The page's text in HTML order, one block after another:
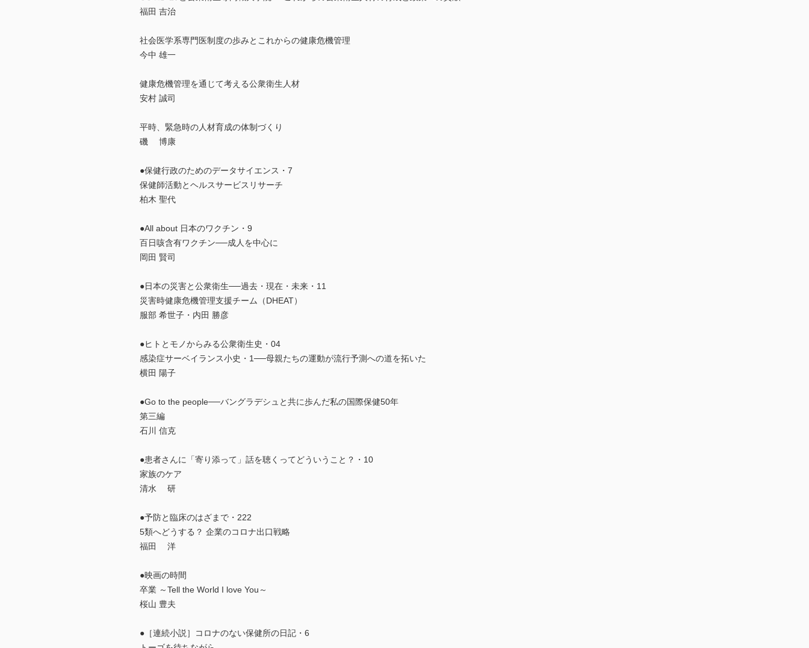
福田 吉治
社会医学系専門医制度の歩みとこれからの健康危機管理
今中 雄一
健康危機管理を通じて考える公衆衛生人材
安村 誠司
平時、緊急時の人材育成の体制づくり
磯 博康
●保健行政のためのデータサイエンス・7
保健師活動とヘルスサービスリサーチ
柏木 聖代
●All about 日本のワクチン・9
百日咳含有ワクチン──成人を中心に
岡田 賢司
●日本の災害と公衆衛生──過去・現在・未来・11
災害時健康危機管理支援チーム（DHEAT）
服部 希世子・内田 勝彦
●ヒトとモノからみる公衆衛生史・04
感染症サーベイランス小史・1──母親たちの運動が流行予測への道を拓いた
横田 陽子
●Go to the people──バングラデシュと共に歩んだ私の国際保健50年
第三編
石川 信克
●患者さんに「寄り添って」話を聴くってどういうこと？・10
家族のケア
清水 研
●予防と臨床のはざまで・222
5類へどうする？ 企業のコロナ出口戦略
福田 洋
●映画の時間
卒業 ～Tell the World I love You～
桜山 豊夫
●［連続小説］コロナのない保健所の日記・6